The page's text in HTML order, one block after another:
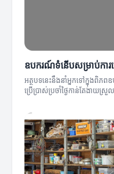
ឧបករណ៍ទំនើបសម្រាប់ការប្
អត្ថបទនេះនឹងនាំអ្នកទៅក្នុងពិភ
ប្រើប្រាស់ប្រចាំថ្ងៃកាន់តែងាយស្